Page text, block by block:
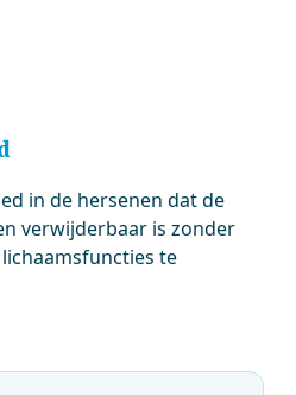
in de hersenen dat de
verwijderbaar is zonder
te